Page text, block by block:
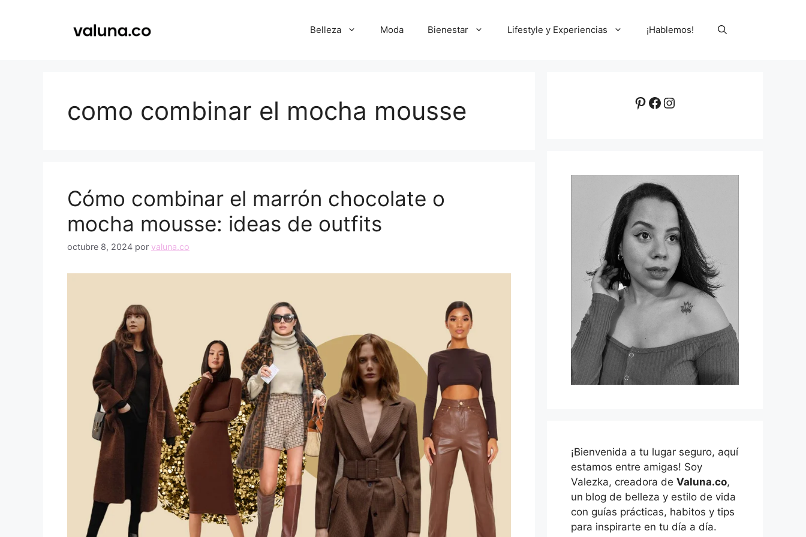
Belleza Moda Bienestar Lifestyle y Experiencias ¡Hablemos!
como combinar el mocha mousse
Cómo combinar el marrón chocolate o
mocha mousse: ideas de outfits
octubre 8, 2024 por valuna.co
Pinterest
Facebook
Instagram
¡Bienvenida a tu lugar seguro, aquí
estamos entre amigas! Soy
Valezka, creadora de Valuna.co,
un blog de belleza y estilo de vida
con guías prácticas, habitos y tips
para inspirarte en tu día a día.